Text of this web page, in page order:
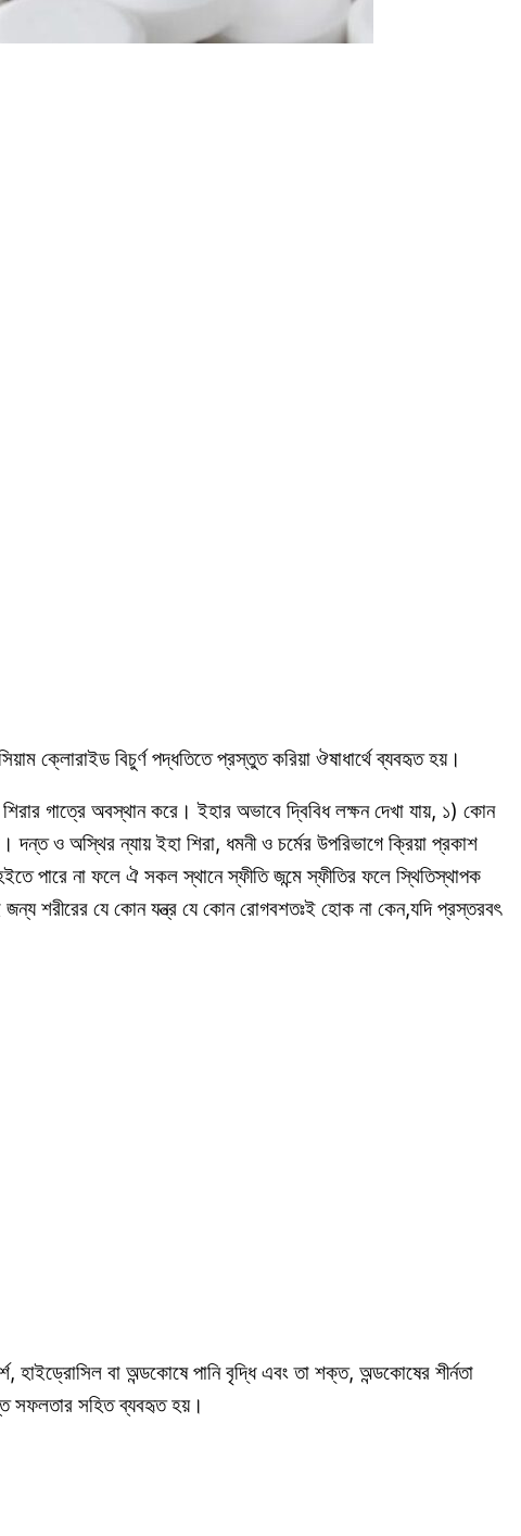
ক্লোরাইড বিচুর্ণ পদ্ধতিতে প্রস্তুত করিয়া ঔষাধার্থে ব্যবহৃত হয়।
গাত্রে অবস্থান করে। ইহার অভাবে দ্বিবিধ লক্ষন দেখা যায়, ১) কোন
ও অস্থির ন্যায় ইহা শিরা, ধমনী ও চর্মের উপরিভাগে ক্রিয়া প্রকাশ
পারে না ফলে ঐ সকল স্থানে স্ফীতি জন্মে স্ফীতির ফলে স্থিতিস্থাপক
শরীরের যে কোন যন্ত্র যে কোন রোগবশতঃই হোক না কেন,যদি প্রস্তরবৎ
হাইড্রোসিল বা অন্ডকোষে পানি বৃদ্ধি এবং তা শক্ত, অন্ডকোষের শীর্নতা
সফলতার সহিত ব্যবহৃত হয়।